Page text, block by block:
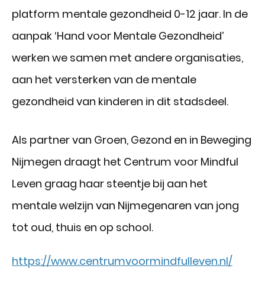
platform mentale gezondheid 0-12 jaar. In de
aanpak ‘Hand voor Mentale Gezondheid’
werken we samen met andere organisaties,
aan het versterken van de mentale
gezondheid van kinderen in dit stadsdeel.
Als partner van Groen, Gezond en in Beweging
Nijmegen draagt het Centrum voor Mindful
Leven graag haar steentje bij aan het
mentale welzijn van Nijmegenaren van jong
tot oud, thuis en op school.
https://www.centrumvoormindfulleven.nl/